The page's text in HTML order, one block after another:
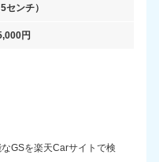
5センチ）
円
GSを楽天Carサイトで検